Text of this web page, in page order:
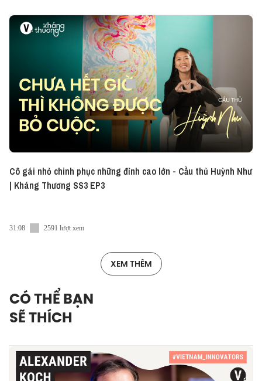
Cô gái nhỏ chinh phục những đỉnh cao lớn - Cầu thủ Huỳnh Như
| Kháng Thương SS3 EP3
31:08 2591 lượt xem
XEM THÊM
CÓ THỂ BẠN
SẼ THÍCH